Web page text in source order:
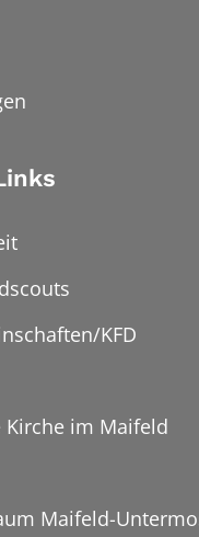
KFD
Kirche im Maifeld
Maifeld-